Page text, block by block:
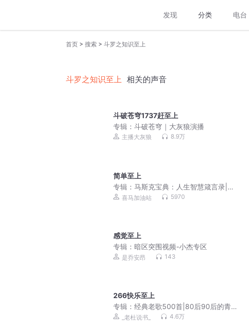
发现 分类 电台
首页 > 搜索 > 斗罗之知识至上
斗罗之知识至上 相关的声音
斗破苍穹1737赶至上
专辑： 斗破苍穹｜大灰狼演播
主播大灰狼 8.9万
简单至上
专辑： 马斯克宝典：人生智慧箴言录|
《纳瓦尔宝典》作者2026全新力作 | 全
喜马加油站 5970
感觉至上
专辑： 暗区突围视频-小杰专区
是乔安昂 143
266快乐至上
专辑： 经典老歌500首|80后90后的青春
回忆_老杜说书_ 4.6万